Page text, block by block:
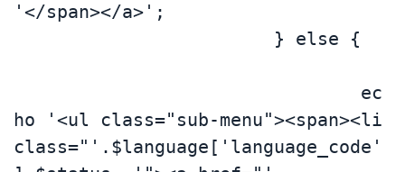
'</span></a>';
ho '<ul class="sub-menu"><span><li
class="'.$language['language_code'